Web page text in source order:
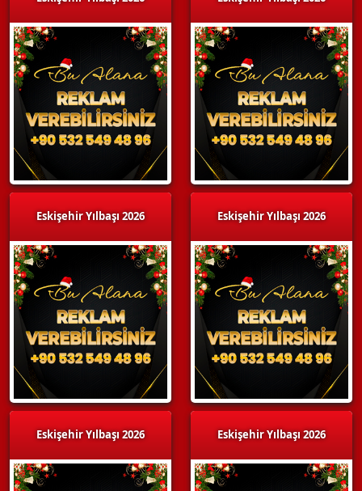
Eskişehir Yılbaşı 2026
Eskişehir Yılbaşı 2026
Eskişehir Yılbaşı 2026
Eskişehir Yılbaşı 2026